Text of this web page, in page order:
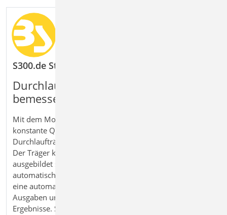
S300.de Stahlbeton-Durchlaufträger, konstante
Durchlaufträger im Stahlbeton sicher
bemessen
Mit dem Modul S300.de Stahlbeton‑Durchlaufträger,
konstante Querschnitte bemessen Sie Einfeld‑ und
Durchlaufträger nach Eurocode 2 direkt in der BauStatik.
Der Träger kann als Balken oder Plattenbalken
ausgebildet sein, wobei die Lastkombinationen
automatisch erzeugt werden. Mit der Bemessung erfolgt
eine automatische Bewehrungswahl. Individuelle
Ausgaben unterstützen bei der Dokumentation der
Ergebnisse. So erhalten Sie eine effiziente und